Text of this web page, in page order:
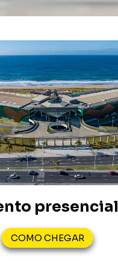
presencial
COMO CHEGAR